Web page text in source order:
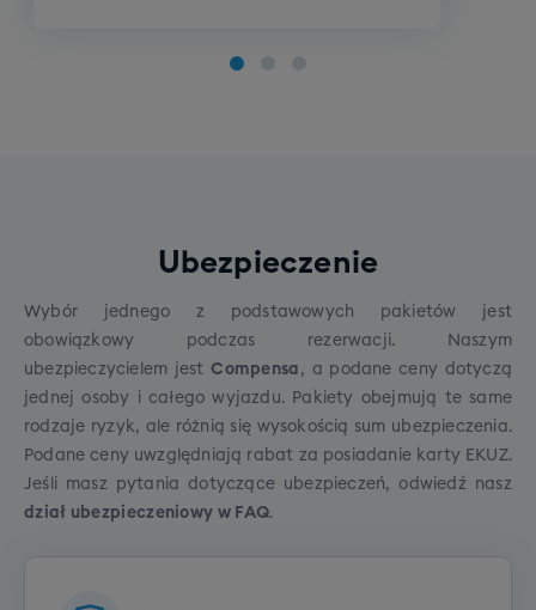
Poziom początkujący
Poziom zaawansowany
Ubezpieczenie
Wybór jednego z podstawowych pakietów jest
obowiązkowy podczas rezerwacji. Naszym
ubezpieczycielem jestCompensa , a podane ceny dotyczą
jednej osoby i całego wyjazdu. Pakiety obejmują te same
rodzaje ryzyk, ale różnią się wysokością sum ubezpieczenia.
Podane ceny uwzględniają rabat za posiadanie karty EKUZ.
Jeśli masz pytania dotyczące ubezpieczeń, odwiedź nasz
dział ubezpieczeniowy w FAQ.